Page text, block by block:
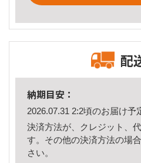
配
納期目安：
2026.07.31 2:2頃のお届け予
決済方法が、クレジット、
す。その他の決済方法の場
さい。